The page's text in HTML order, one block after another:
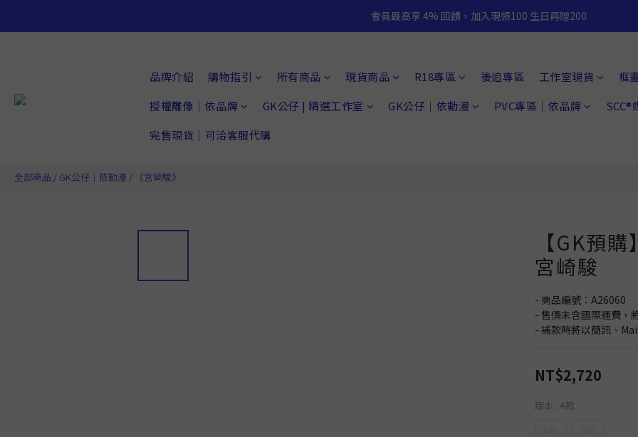
會員最高享 4% 回饋，加入現領100 生日再贈200
品牌介紹 購物指引 所有商品 現貨商品 R18專區 後追專區 工作室現貨
框
授權雕像｜依品牌
GK公仔 | 精選工作室 GK公仔｜依動漫 PVC專區｜依品牌
SCC®
完售現貨｜可洽客服代購
全部商品 / GK公仔｜依動漫 / 《宮崎駿》
【GK預
宮崎駿
- 商品編號：A26060
- 售價未含國際運費，
- 補款時將以簡訊、
NT$2,720
版本 : A款